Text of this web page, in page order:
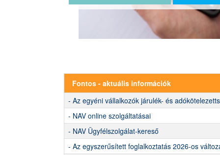
Fontos - aktuális információk
- Az egyéni vállalkozók járulék- és
- NAV online szolgáltatásai
- NAV Ügyfélszolgálat-kereső
- Az egyszerűsített foglalkoztatás 2026-os